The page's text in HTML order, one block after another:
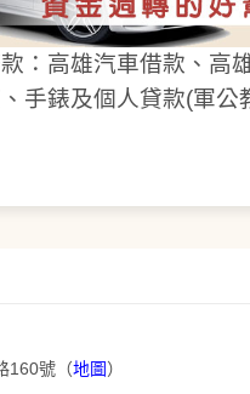
：高雄汽車借款、高
、手錶及個人貸款(軍
160號 （地圖）